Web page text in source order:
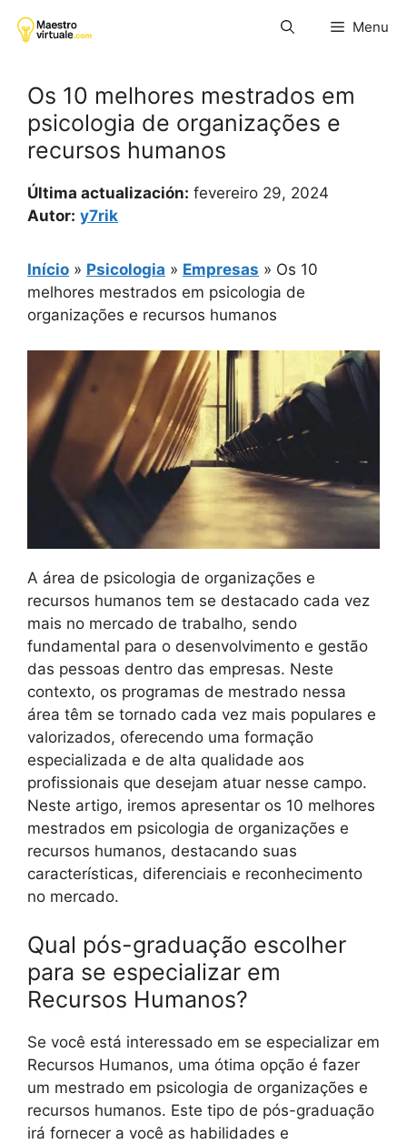
para
Menu
Os 10 melhores mestrados em
psicologia de organizações e
recursos humanos
Última actualización: fevereiro 29, 2024
Autor: y7rik
Início » Psicologia » Empresas » Os 10
melhores mestrados em psicologia de
organizações e recursos humanos
A área de psicologia de organizações e
recursos humanos tem se destacado cada vez
mais no mercado de trabalho, sendo
fundamental para o desenvolvimento e gestão
das pessoas dentro das empresas. Neste
contexto, os programas de mestrado nessa
área têm se tornado cada vez mais populares e
valorizados, oferecendo uma formação
especializada e de alta qualidade aos
profissionais que desejam atuar nesse campo.
Neste artigo, iremos apresentar os 10 melhores
mestrados em psicologia de organizações e
recursos humanos, destacando suas
características, diferenciais e reconhecimento
no mercado.
Qual pós-graduação escolher
para se especializar em
Recursos Humanos?
Se você está interessado em se especializar em
Recursos Humanos, uma ótima opção é fazer
um mestrado em psicologia de organizações e
recursos humanos. Este tipo de pós-graduação
irá fornecer a você as habilidades e